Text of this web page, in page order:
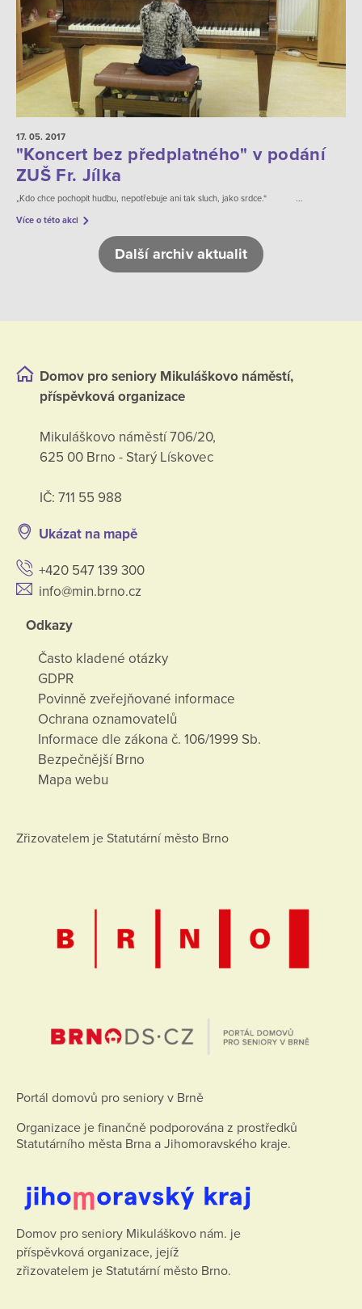
17. 05. 2017
"Koncert bez předplatného" v podání
ZUŠ Fr. Jílka
„Kdo chce pochopit hudbu, nepotřebuje ani tak sluch, jako srdce.“ ...
Více o této akci
Další archiv aktualit
Domov pro seniory Mikuláškovo náměstí,
příspěvková organizace
Mikuláškovo náměstí 706/20,
625 00 Brno - Starý Lískovec
IČ: 711 55 988
Ukázat na mapě
+420 547 139 300
info@min.brno.cz
Odkazy
Často kladené otázky
GDPR
Povinně zveřejňované informace
Ochrana oznamovatelů
Informace dle zákona č. 106/1999 Sb.
Bezpečnější Brno
Mapa webu
Zřizovatelem je Statutární město Brno
Portál domovů pro seniory v Brně
Organizace je finančně podporována z prostředků
Statutárního města Brna a Jihomoravského kraje.
Domov pro seniory Mikuláškovo nám. je
příspěvková organizace, jejíž
zřizovatelem je Statutární město Brno.